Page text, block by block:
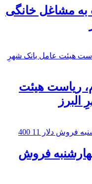
به مشاغل خانگی
ریاست هیئت
فروش